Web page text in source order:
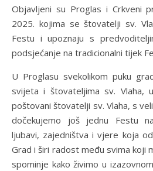
Objavljeni su Proglas i Crkveni program Feste sv. Vlaha
2025. kojima se štovatelji sv.
Festu i upoznaju s
podsjećanje na tradicionalni tijek
U Proglasu svekolikom puku
svijeta i štovateljima sv. Vlaha,
poštovani štovatelji sv. Vlaha, s
dočekujemo još jednu Festu
ljubavi, zajedništva i vjere koja
Grad i širi radost među svima koji
spominje kako živimo u